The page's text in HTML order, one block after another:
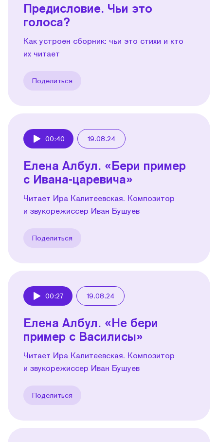
Предисловие. Чьи это
голоса?
Как устроен сборник: чьи это стихи и кто
их читает
Поделиться
00:40 19.08.24
Елена Албул. «Бери пример
с Ивана-царевича»
Читает Ира Калитеевская. Композитор
и звукорежиссер Иван Бушуев
Поделиться
00:27 19.08.24
Елена Албул. «Не бери
пример с Василисы»
Читает Ира Калитеевская. Композитор
и звукорежиссер Иван Бушуев
Поделиться